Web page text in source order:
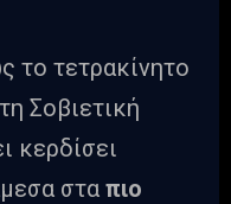
το τετρακίνητο
Σοβιετική
κερδίσει
στα πιο